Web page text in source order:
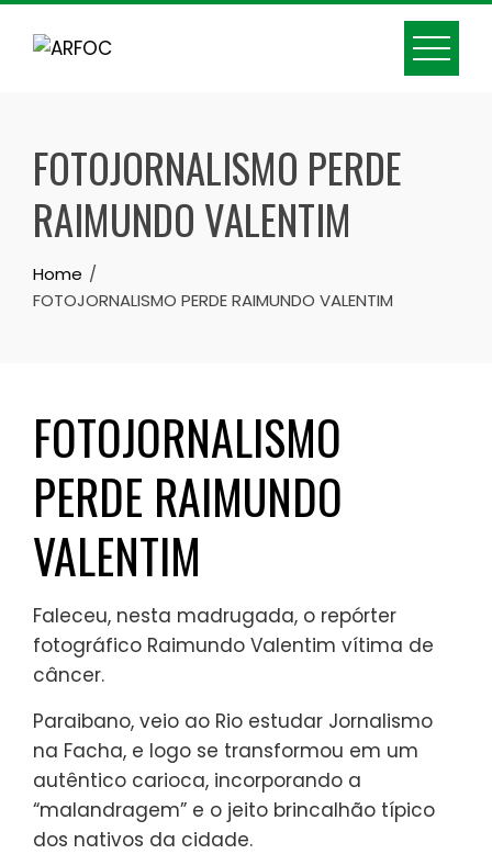
Skip
FOTOJORNALISMO PERDE
RAIMUNDO VALENTIM
Home
FOTOJORNALISMO PERDE RAIMUNDO VALENTIM
FOTOJORNALISMO
PERDE RAIMUNDO
VALENTIM
Faleceu, nesta madrugada, o repórter
fotográfico Raimundo Valentim vítima de
câncer.
Paraibano, veio ao Rio estudar Jornalismo
na Facha, e logo se transformou em um
autêntico carioca, incorporando a
“malandragem” e o jeito brincalhão típico
dos nativos da cidade.